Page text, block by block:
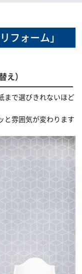
フォーム」
え）
まで選びきれないほど
と雰囲気が変わります